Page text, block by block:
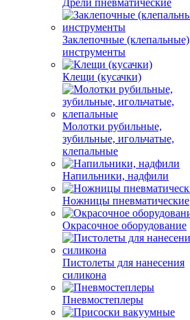
Дрели пневматические
Заклепочные (клепальные)
инструменты
Клещи (кусачки)
Молотки рубильные,
зубильные, игольчатые,
клепальные
Напильники, надфили
Ножницы пневматические
Окрасочное оборудование
Пистолеты для нанесения
силикона
Пневмостеплеры